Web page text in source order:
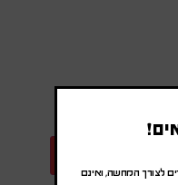
לצורך המחשה, ואינם